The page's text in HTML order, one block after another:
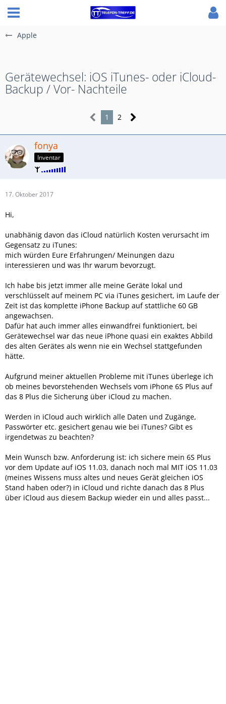
Apple
Gerätewechsel: iOS iTunes- oder iCloud-
Backup / Vor- Nachteile
1 2
fonya
Inventar
17. Oktober 2017
Hi,
unabhänig davon das iCloud natürlich Kosten verursacht im
Gegensatz zu iTunes:
mich würden Eure Erfahrungen/ Meinungen dazu
interessieren und was Ihr warum bevorzugt.
Ich habe bis jetzt immer alle meine Geräte lokal und
verschlüsselt auf meinem PC via iTunes gesichert, im Laufe der
Zeit ist das komplette iPhone Backup auf stattliche 60 GB
angewachsen.
Dafür hat auch immer alles einwandfrei funktioniert, bei
Gerätewechsel war das neue iPhone quasi ein exaktes Abbild
des alten Gerätes als wenn nie ein Wechsel stattgefunden
hätte.
Aufgrund meiner aktuellen Probleme mit iTunes überlege ich
ob meines bevorstehenden Wechsels vom iPhone 6S Plus auf
das 8 Plus die Sicherung über iCloud zu machen.
Werden in iCloud auch wirklich alle Daten und Zugänge,
Passwörter etc. gesichert genau wie bei iTunes? Gibt es
irgendetwas zu beachten?
Mein Wunsch bzw. Anforderung ist: ich sichere mein 6S Plus
vor dem Update auf iOS 11.03, danach noch mal MIT iOS 11.03
(meines Wissens muss altes und neues Gerät gleichen iOS
Stand haben oder?) in iCloud und richte danach das 8 Plus
über iCloud aus diesem Backup wieder ein und alles passt...